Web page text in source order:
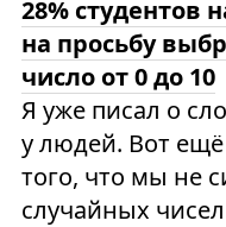
28% студентов
на просьбу
число от 0 до 10
Я уже писал о
у людей. Вот
того, что мы не
случайных